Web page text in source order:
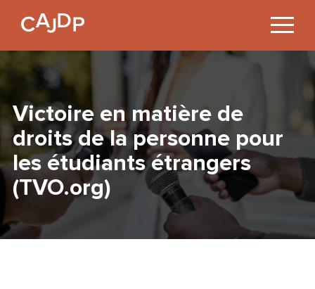
Victoire en matière de
droits de la personne pour
les étudiants étrangers
(TVO.org)